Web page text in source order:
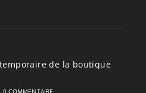
de la boutique
0 COMMENTAIRE